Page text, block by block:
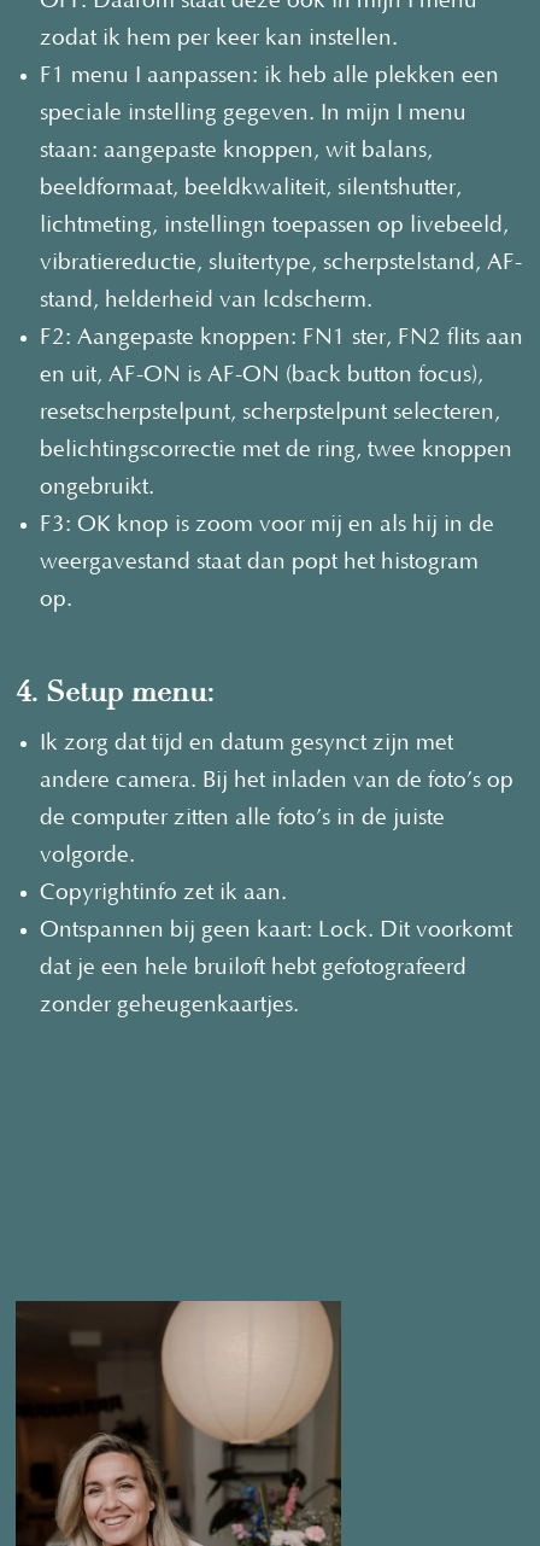
zodat ik hem per keer kan instellen.
F1 menu I aanpassen: ik heb alle plekken een
speciale instelling gegeven. In mijn I menu
staan: aangepaste knoppen, wit balans,
beeldformaat, beeldkwaliteit, silentshutter,
lichtmeting, instellingn toepassen op livebeeld,
vibratiereductie, sluitertype, scherpstelstand, AF-
stand, helderheid van lcdscherm.
F2: Aangepaste knoppen: FN1 ster, FN2 flits aan
en uit, AF-ON is AF-ON (back button focus),
resetscherpstelpunt, scherpstelpunt selecteren,
belichtingscorrectie met de ring, twee knoppen
ongebruikt.
F3: OK knop is zoom voor mij en als hij in de
weergavestand staat dan popt het histogram
op.
4. Setup menu:
Ik zorg dat tijd en datum gesynct zijn met
andere camera. Bij het inladen van de foto’s op
de computer zitten alle foto’s in de juiste
volgorde.
Copyrightinfo zet ik aan.
Ontspannen bij geen kaart: Lock. Dit voorkomt
dat je een hele bruiloft hebt gefotografeerd
zonder geheugenkaartjes.